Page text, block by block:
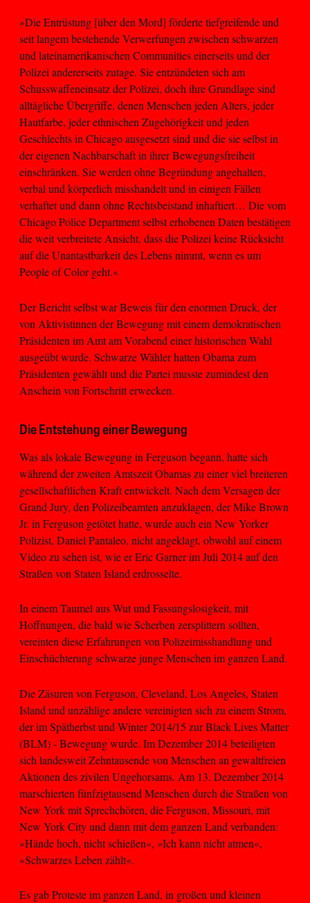
»Die Entrüstung [über den Mord] förderte tiefgreifende und
seit langem bestehende Verwerfungen zwischen schwarzen
und lateinamerikanischen Communities einerseits und der
Polizei andererseits zutage. Sie entzündeten sich am
Schusswaffeneinsatz der Polizei, doch ihre Grundlage sind
alltägliche Übergriffe, denen Menschen jeden Alters, jeder
Hautfarbe, jeder ethnischen Zugehörigkeit und jeden
Geschlechts in Chicago ausgesetzt sind und die sie selbst in
der eigenen Nachbarschaft in ihrer Bewegungsfreiheit
einschränken. Sie werden ohne Begründung angehalten,
verbal und körperlich misshandelt und in einigen Fällen
verhaftet und dann ohne Rechtsbeistand inhaftiert… Die vom
Chicago Police Department selbst erhobenen Daten bestätigen
die weit verbreitete Ansicht, dass die Polizei keine Rücksicht
auf die Unantastbarkeit des Lebens nimmt, wenn es um
People of Color geht.«
Der Bericht selbst war Beweis für den enormen Druck, der
von Aktivistinnen der Bewegung mit einem demokratischen
Präsidenten im Amt am Vorabend einer historischen Wahl
ausgeübt wurde. Schwarze Wähler hatten Obama zum
Präsidenten gewählt und die Partei musste zumindest den
Anschein von Fortschritt erwecken.
Die Entstehung einer Bewegung
Was als lokale Bewegung in Ferguson begann, hatte sich
während der zweiten Amtszeit Obamas zu einer viel breiteren
gesellschaftlichen Kraft entwickelt. Nach dem Versagen der
Grand Jury, den Polizeibeamten anzuklagen, der Mike Brown
Jr. in Ferguson getötet hatte, wurde auch ein New Yorker
Polizist, Daniel Pantaleo, nicht angeklagt, obwohl auf einem
Video zu sehen ist, wie er Eric Garner im Juli 2014 auf den
Straßen von Staten Island erdrosselte.
In einem Taumel aus Wut und Fassungslosigkeit, mit
Hoffnungen, die bald wie Scherben zersplittern sollten,
vereinten diese Erfahrungen von Polizeimisshandlung und
Einschüchterung schwarze junge Menschen im ganzen Land.
Die Zäsuren von Ferguson, Cleveland, Los Angeles, Staten
Island und unzählige andere vereinigten sich zu einem Strom,
der im Spätherbst und Winter 2014/15 zur Black Lives Matter
(BLM) - Bewegung wurde. Im Dezember 2014 beteiligten
sich landesweit Zehntausende von Menschen an gewaltfreien
Aktionen des zivilen Ungehorsams. Am 13. Dezember 2014
marschierten fünfzigtausend Menschen durch die Straßen von
New York mit Sprechchören, die Ferguson, Missouri, mit
New York City und dann mit dem ganzen Land verbanden:
»Hände hoch, nicht schießen«, »Ich kann nicht atmen«,
»Schwarzes Leben zählt«.
Es gab Proteste im ganzen Land, in großen und kleinen